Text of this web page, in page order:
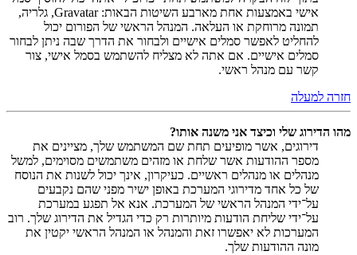
אישי באמצעות אחת מארבע השיטות הבאות: Gravatar, גלריה,
תמונה מרוחקת או העלאה. המנהל הראשי של הפורום יכול
להחליט לאפשר סמלים אישיים ולבחור את הדרך שבה ניתן לבחור
סמלים אישיים. אם אתה לא מצליח להשתמש בסמל אישי, צור
קשר עם מנהל ראשי.
חזרה למעלה
מהו הדירוג שלי וכיצד אני משנה אותו?
דירוגים, אשר מופיעים תחת שם המשתמש שלך, מציינים את
מספר ההודעות אשר שלחת או מזהים משתמשים מסוימים, למשל
מנהלים או מנהלים ראשיים. כעיקרון, אינך יכול לשנות את הנוסח
של כל אחד מדירוגי המערכת באופן ישיר מפני שהם נקבעים
על־ידי המנהל הראשי של המערכת. אנא אל תפגע במערכת
על־ידי שליחת הודעות מיותרות רק כדי הגדיל את הדירוג שלך. רוב
המערכות לא יאפשרו זאת והמנהל או המנהל הראשי יקטין את
מונה ההודעות שלך.